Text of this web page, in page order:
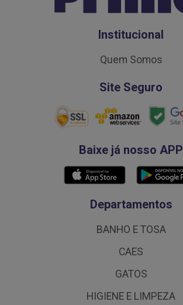
Institucional
Quem Somos
Site Seguro
Baixe já nosso APP
Departamentos
BANHO E TOSA
CAES
GATOS
HIGIENE E LIMPEZA